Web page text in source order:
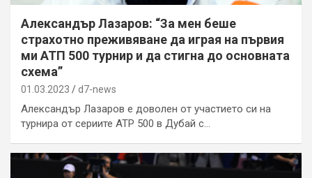
Александър Лазаров: “За мен беше
страхотно преживяване да играя на първия
ми АТП 500 турнир и да стигна до основната
схема”
01.03.2023 d7-news
Александър Лазаров е доволен от участието си на
турнира от сериите ATP 500 в Дубай с…